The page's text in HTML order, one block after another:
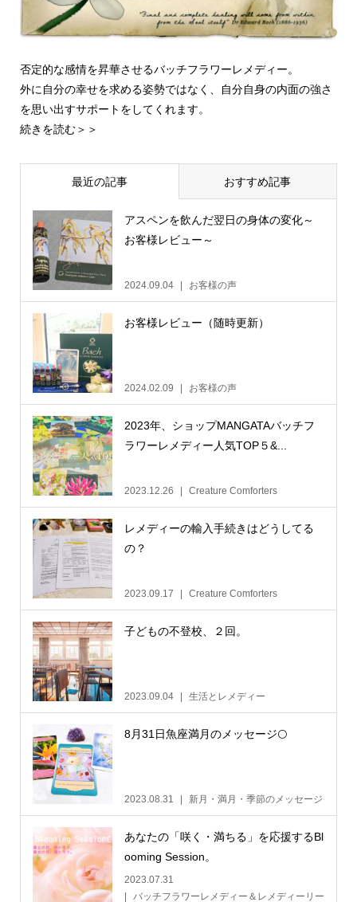
否定的な感情を昇華させるバッチフラワーレメディー。
外に自分の幸せを求める姿勢ではなく、自分自身の内面の強さ
を思い出すサポートをしてくれます。
続きを読む＞＞
最近の記事 おすすめ記事
アスペンを飲んだ翌日の身体の変化～
お客様レビュー～
2024.09.04 お客様の声
お客様レビュー（随時更新）
2024.02.09 お客様の声
2023年、ショップMANGATAバッチフ
ラワーレメディー人気TOP５&...
2023.12.26 Creature Comforters
レメディーの輸入手続きはどうしてる
の？
2023.09.17 Creature Comforters
子どもの不登校、２回。
2023.09.04 生活とレメディー
8月31日魚座満月のメッセージ🌕
2023.08.31 新月・満月・季節のメッセージ
あなたの「咲く・満ちる」を応援するBl
ooming Session。
2023.07.31
バッチフラワーレメディー＆レメディーリー